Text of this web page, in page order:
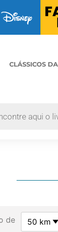
CLÁSSICOS
de 50 km